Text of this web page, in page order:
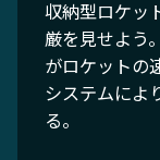
収納型ロケッ
厳を見せよう
がロケットの
システムによ
る。